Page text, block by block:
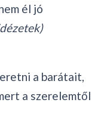
él jó
a barátait,
a szerelemtől